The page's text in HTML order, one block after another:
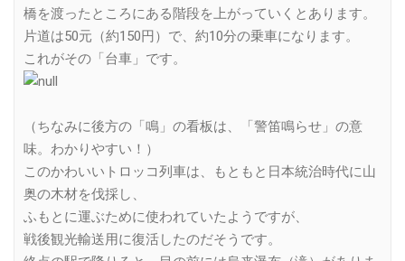
橋を渡ったところにある階段を上がっていくとあります。
片道は50元（約150円）で、約10分の乗車になります。
これがその「台車」です。
（ちなみに後方の「鳴」の看板は、「警笛鳴らせ」の意
味。わかりやすい！）
このかわいいトロッコ列車は、もともと日本統治時代に山
奥の木材を伐採し、
ふもとに運ぶために使われていたようですが、
戦後観光輸送用に復活したのだそうです。